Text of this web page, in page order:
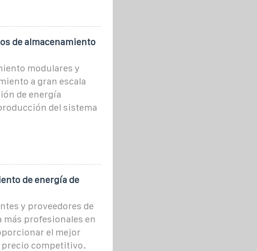
de almacenamiento
modulares y
a gran escala
de energía
del sistema
de energía de
y proveedores de
más profesionales en
el mejor
competitivo.